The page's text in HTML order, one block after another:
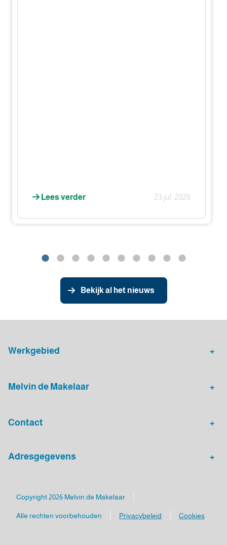
Lees verder 23 jul. 2026
Bekijk al het nieuws
Werkgebied
Melvin de Makelaar
Contact
030 - 20 72 575
Mailadres
Adresgegevens
Luxemburgpromenade 4
3541 DC Utrecht
Copyright 2026 Melvin de Makelaar
Alle rechten voorbehouden Privacybeleid Cookies